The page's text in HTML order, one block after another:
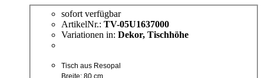
sofort verfügbar
ArtikelNr.: TV-05U1637000
Variationen in: Dekor, Tischhöhe
Tisch aus Resopal